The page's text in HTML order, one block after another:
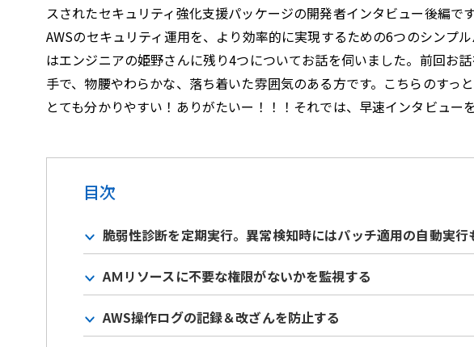
スされたセキュリティ強化支援パッケージの開発者インタビュー後編です
AWSのセキュリティ運用を、より効率的に実現するための6つのシンプ
はエンジニアの姫野さんに残り4つについてお話を伺いました。前回お
手で、物腰やわらかな、落ち着いた雰囲気のある方です。こちらのすっ
とても分かりやすい！ありがたいー！！！それでは、早速インタビュー
目次
脆弱性診断を定期実行。異常検知時にはパッチ適用の自動実行
AＭリソースに不要な権限がないかを監視する
AWS操作ログの記録＆改ざんを防止する